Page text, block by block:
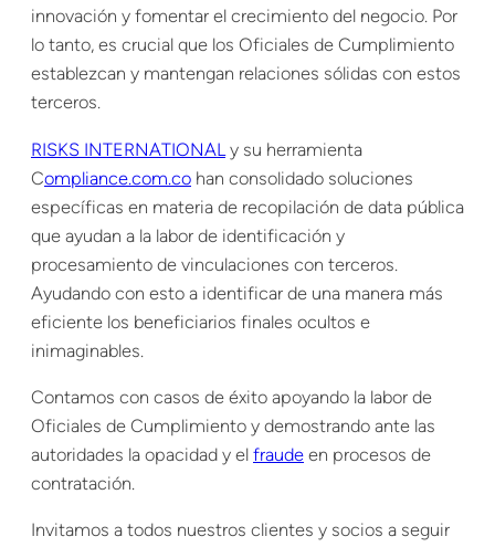
innovación y fomentar el crecimiento del negocio. Por
lo tanto, es crucial que los Oficiales de Cumplimiento
establezcan y mantengan relaciones sólidas con estos
terceros.
RISKS INTERNATIONAL y su herramienta
Compliance.com.co han consolidado soluciones
específicas en materia de recopilación de data pública
que ayudan a la labor de identificación y
procesamiento de vinculaciones con terceros.
Ayudando con esto a identificar de una manera más
eficiente los beneficiarios finales ocultos e
inimaginables.
Contamos con casos de éxito apoyando la labor de
Oficiales de Cumplimiento y demostrando ante las
autoridades la opacidad y el fraude en procesos de
contratación.
Invitamos a todos nuestros clientes y socios a seguir